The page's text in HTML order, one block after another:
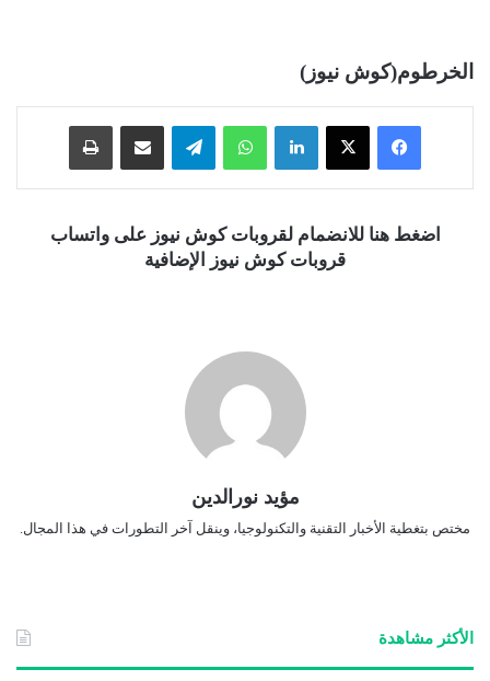
الخرطوم(كوش نيوز)
فيسبوك ‫X لينكدإن واتساب تيلقرام
اضغط هنا للانضمام لقروبات كوش نيوز على واتساب
قروبات كوش نيوز الإضافية
مؤيد نورالدين
مختص بتغطية الأخبار التقنية والتكنولوجيا، وينقل آخر التطورات في هذا المجال.
الأكثر مشاهدة